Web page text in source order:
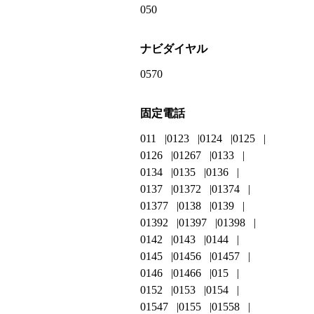
050
ナビダイヤル
0570
固定電話
011 0123 0124
0125
0126
01267
0133
0134
0135
0136
0137
01372
01374
01377
0138
0139
01392
01397
01398
0142
0143
0144
0145
01456
01457
0146
01466
015
0152
0153
0154
01547
0155 01558